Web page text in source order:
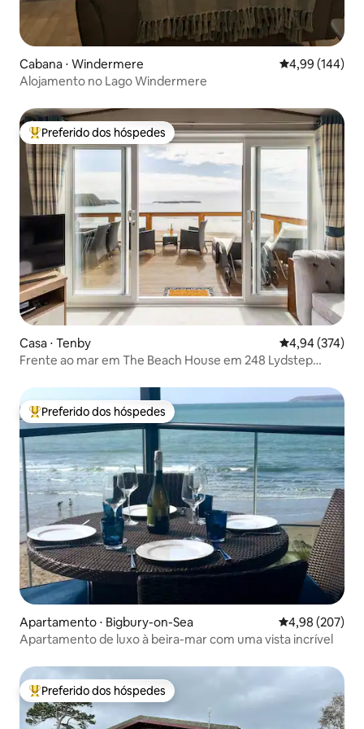
Cabana ⋅ Windermere 4,99 de uma
4,99 (144)
Alojamento no Lago Windermere
Entre os melhores preferidos dos hóspedes
Preferido dos hóspedes
Casa ⋅ Tenby 4,94 de uma
4,94 (374)
Frente ao mar em The Beach House em 248 Lydstep
Entre os melhores preferidos dos hóspedes
Preferido dos hóspedes
Apartamento ⋅ Bigbury-on-Sea 4,98 de uma
4,98 (207)
Apartamento de luxo à beira-mar com uma vista incrível
Entre os melhores preferidos dos hóspedes
Preferido dos hóspedes